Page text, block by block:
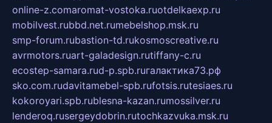
online-z.comaromat-vostoka.ruotdelkaexp.ru
mobilvest.rubbd.net.rumebelshop.msk.ru
smp-forum.rubastion-td.rukosmoscreative.ru
avrmotors.ruart-galadesign.rutiffany-c.ru
ecostep-samara.rud-p.spb.ruгалактика73.рф
sko.com.rudavitamebel-spb.rufotsis.rutesiaes.ru
kokoroyari.spb.rublesna-kazan.rumossilver.ru
lenderoq.rusergeydobrin.rutochkazvuka.msk.ru